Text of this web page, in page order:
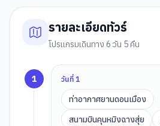
รายละเอียดทัวร์
โปรแกรมเดินทาง 6 วัน 5 คืน
1 วันที่1
ท่าอากาศยานดอนเมือง
สนามบินคุนหมิงฉางสุ่ย